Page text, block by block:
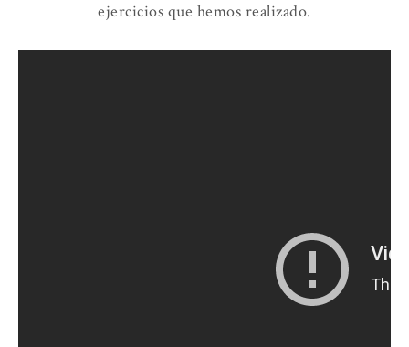
ejercicios que hemos realizado.